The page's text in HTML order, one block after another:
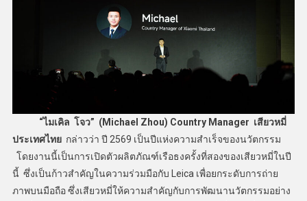
“ไมเคิล โจว” (Michael Zhou) Country Manager เสียวหมี่
ประเทศไทยกล่าวว่า ปี 2569 เป็นปีแห่งความสำเร็จของนวัตกรรม
โดยงานนี้เป็นการเปิดตัวผลิตภัณฑ์เรือธงครั้งที่สองของเสียวหมี่ในปี
นี้ ซึ่งเป็นก้าวสำคัญในความร่วมมือกับ Leica เพื่อยกระดับการถ่าย
ภาพบนมือถือ ซึ่งเสียวหมี่ให้ความสำคัญกับการพัฒนานวัตกรรมอย่าง